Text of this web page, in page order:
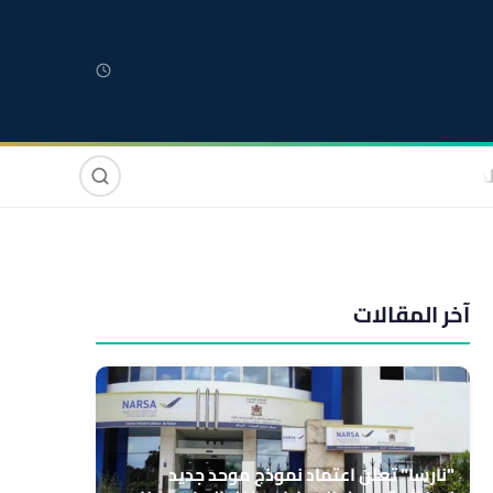
صوت وصورة
آخر المقالات
"نارسا" تعلن اعتماد نموذج موحد جديد